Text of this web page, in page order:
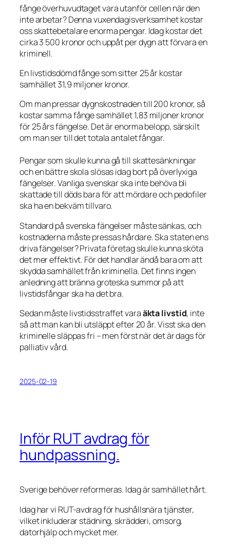
fånge överhuvudtaget vara utanför cellen när den
inte arbetar? Denna vuxendagisverksamhet kostar
oss skattebetalare enorma pengar. Idag kostar det
cirka 3 500 kronor och uppåt per dygn att förvara en
kriminell.
En livstidsdömd fånge som sitter 25 år kostar
samhället 31,9 miljoner kronor.
Om man pressar dygnskostnaden till 200 kronor, så
kostar samma fånge samhället 1,83 miljoner kronor
för 25 års fängelse. Det är enorma belopp, särskilt
om man ser till det totala antalet fångar.
Pengar som skulle kunna gå till skattesänkningar
och en bättre skola slösas idag bort på överlyxiga
fängelser. Vanliga svenskar ska inte behöva bli
skattade till döds bara för att mördare och pedofiler
ska ha en bekväm tillvaro.
Standard på svenska fängelser måste sänkas, och
kostnaderna måste pressas hårdare. Ska staten ens
driva fängelser? Privata företag skulle kunna sköta
det mer effektivt. För det handlar ändå bara om att
skydda samhället från kriminella. Det finns ingen
anledning att bränna groteska summor på att
livstidsfångar ska ha det bra.
Sedan måste livstidsstraffet varaäkta livstid, inte
så att man kan bli utsläppt efter 20 år. Visst ska den
kriminelle släppas fri – men först när det är dags för
palliativ vård.
2025-02-19
Inför RUT avdrag för
hundpassning.
Sverige behöver reformeras. Idag är samhället hårt.
Idag har vi RUT-avdrag för hushållsnära tjänster,
vilket inkluderar städning, skrädderi, omsorg,
datorhjälp och mycket mer.